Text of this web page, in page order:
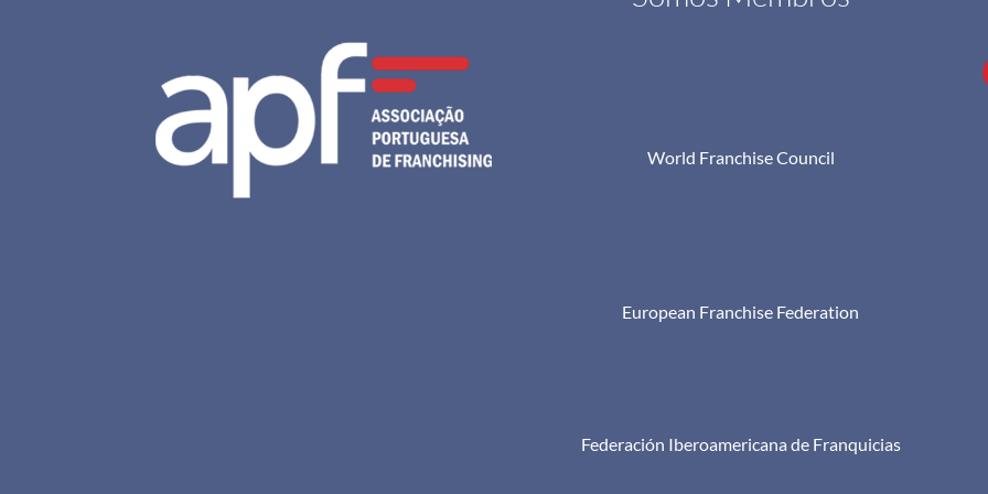
World Franchise Council
European Franchise Federation
Federación Iberoamericana de Franquicias